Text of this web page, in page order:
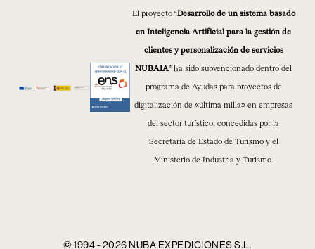
El proyecto “Desarrollo de un sistema basado
en Inteligencia Artificial para la gestión de
clientes y personalización de servicios
NUBAIA” ha sido subvencionado dentro del
programa de Ayudas para proyectos de
digitalización de «última milla» en empresas
del sector turístico, concedidas por la
Secretaría de Estado de Turismo y el
Ministerio de Industria y Turismo.
© 1994 - 2026 NUBA EXPEDICIONES S.L.